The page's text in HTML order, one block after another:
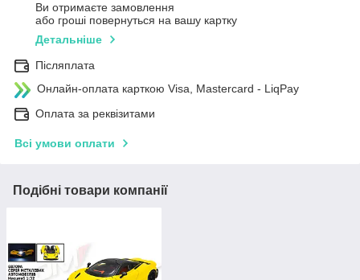
Ви отримаєте замовлення
або гроші повернуться на вашу картку
Детальніше
Післяплата
Онлайн-оплата карткою Visa, Mastercard - LiqPay
Оплата за реквізитами
Всі умови оплати
Подібні товари компанії